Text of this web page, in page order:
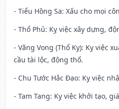
- Tiểu Hồng Sa: Xấu cho mọi
- Thổ Phủ: Kỵ việc xây dựng,
- Vãng Vong (Thổ Kỵ): Kỵ việc
cầu tài lộc, động thổ.
- Chu Tước Hắc Đạo: Kỵ việc
- Tam Tang: Kỵ việc khởi tạo,